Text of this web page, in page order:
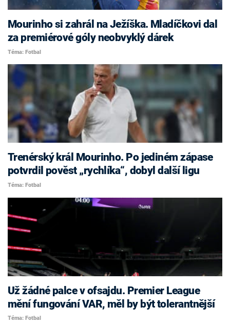
Mourinho si zahrál na Ježíška. Mladíčkovi dal
za premiérové góly neobvyklý dárek
Téma: Fotbal
Trenérský král Mourinho. Po jediném zápase
potvrdil pověst „rychlíka“, dobyl další ligu
Téma: Fotbal
Už žádné palce v ofsajdu. Premier League
mění fungování VAR, měl by být tolerantnější
Téma: Fotbal